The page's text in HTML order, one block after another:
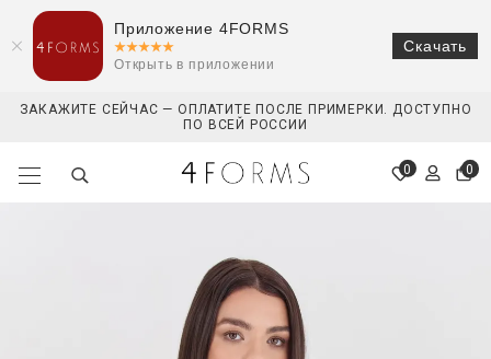
ЗАКАЖИТЕ СЕЙЧАС — ОПЛАТИТЕ ПОСЛЕ ПРИМЕРКИ. ДОСТУПНО
ПО ВСЕЙ РОССИИ
0 0
Приложение 4FORMS
Открыть в приложении
Скачать